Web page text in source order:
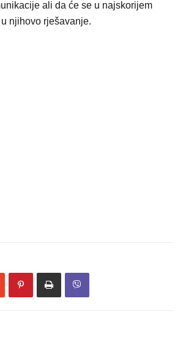
ali da će se u najskorijem
njihovo rješavanje.